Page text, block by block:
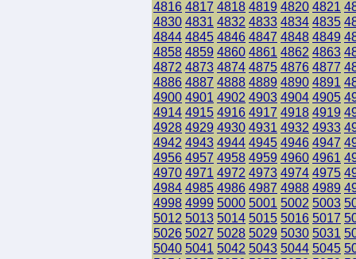
4816 4817 4818 4819 4820 4821
4830 4831 4832 4833 4834 4835
4844 4845 4846 4847 4848 4849
4858 4859 4860 4861 4862 4863
4872 4873 4874 4875 4876 4877
4886 4887 4888 4889 4890 4891
4900 4901 4902 4903 4904 4905
4914 4915 4916 4917 4918 4919
4928 4929 4930 4931 4932 4933
4942 4943 4944 4945 4946 4947
4956 4957 4958 4959 4960 4961
4970 4971 4972 4973 4974 4975
4984 4985 4986 4987 4988 4989
4998 4999 5000 5001 5002 5003
5012 5013 5014 5015 5016 5017
5026 5027 5028 5029 5030 5031
5040 5041 5042 5043 5044 5045